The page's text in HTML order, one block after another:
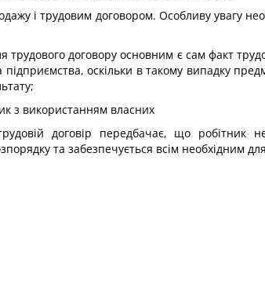
і трудовим договором. Особливу увагу
договору основним є сам факт
оскільки в такому випадку
з використанням власних
договір передбачає, що робітник
та забезпечується всім необхідним для